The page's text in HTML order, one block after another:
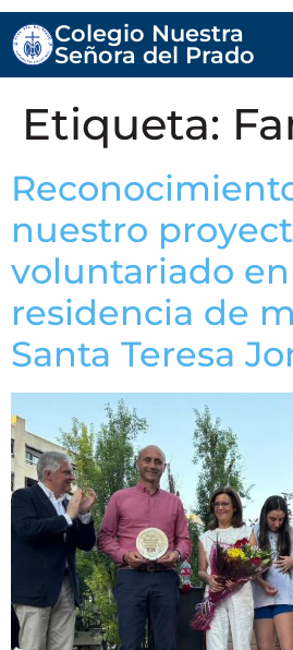
Colegio Nuestra
Señora del Prado
Etiqueta:
nuestro
voluntariado
residencia de
Santa Teresa